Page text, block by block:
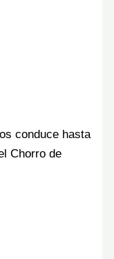
conduce hasta
Chorro de